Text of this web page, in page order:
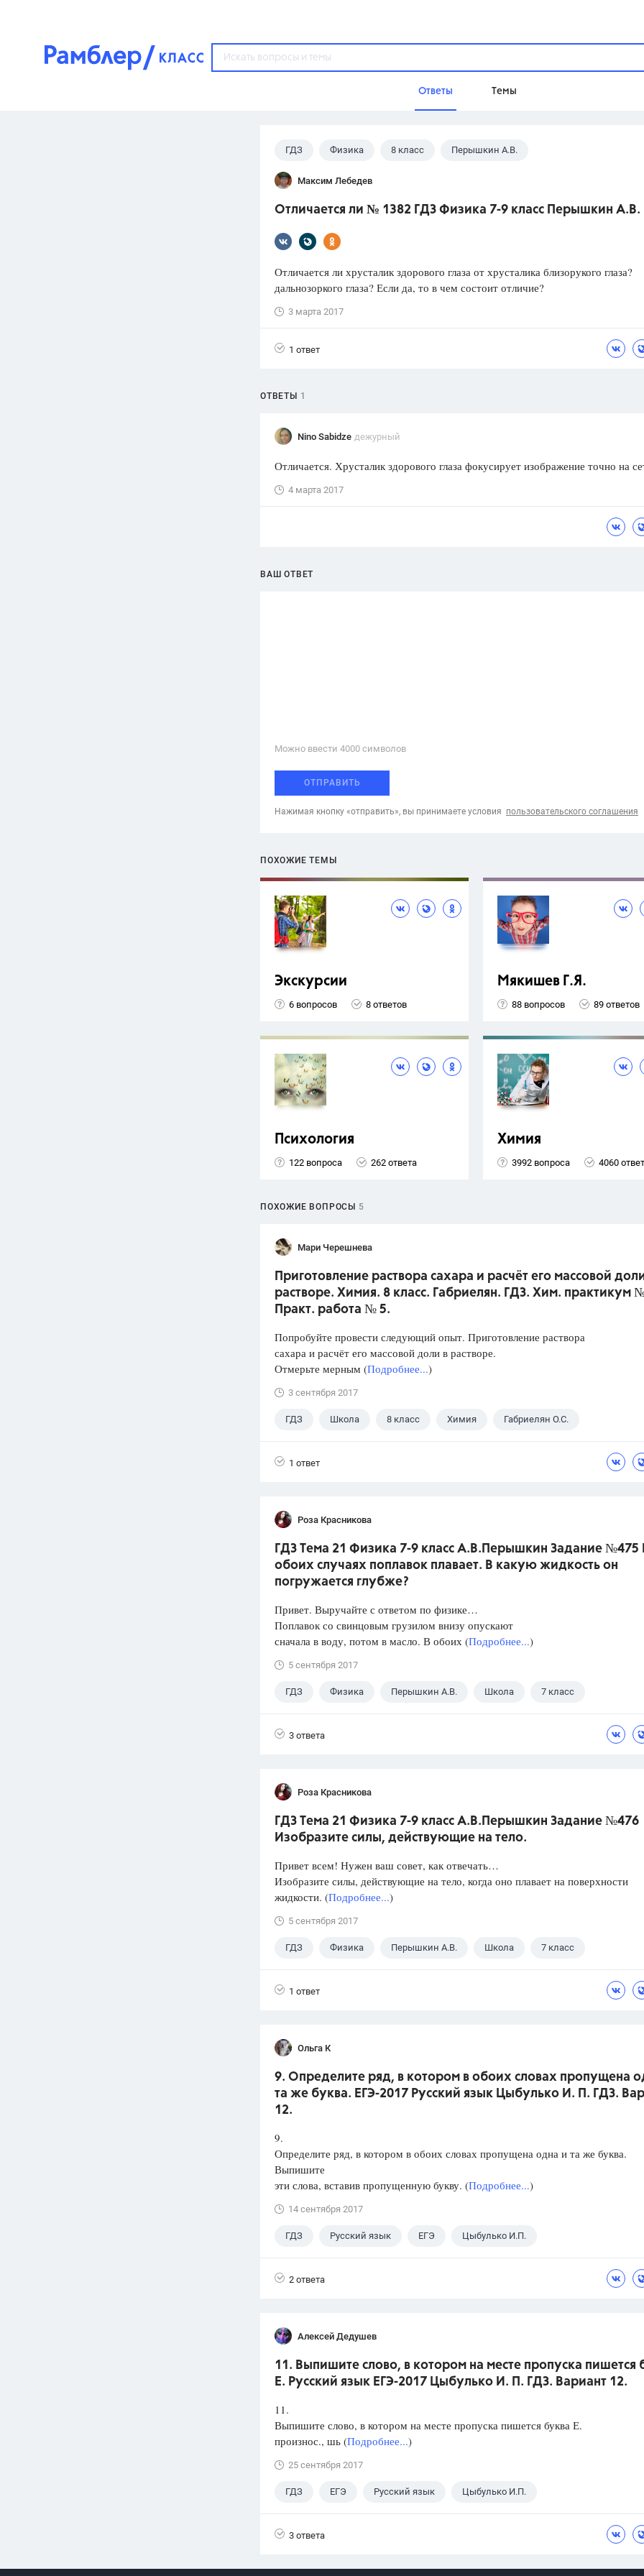
Ответы Темы
Популярные темы
ГДЗ
3273 ответа
3460 ответов
ФИПИ
ответов
Вузы
82 ответа
Spotlight
1551 ответ
ГИА
Домашнее задание
ГДЗ Физика 8 класс Перышкин А.В.
Максим Лебедев
Отличается ли № 1382 ГДЗ Физика 7-9 класс Перышкин А.В.
Отличается ли хрусталик здорового глаза от хрусталика близорукого глаза?
дальнозоркого глаза? Если да, то в чем состоит отличие?
3 марта 2017
1 ответ
ОТВЕТЫ 1
Nino Sabidze дежурный
Отличается. Хрусталик здорового глаза фокусирует изображе­ние точно на
4 марта 2017
ВАШ ОТВЕТ
Можно ввести 4000 cимволов
ОТПРАВИТЬ
Нажимая кнопку «отправить», вы принимаете условия пользовательского соглашения
ПОХОЖИЕ ТЕМЫ
Экскурсии
6 вопросов 8 ответов
Мякишев Г.Я.
88 вопросов 89 ответов
Психология
122 вопроса 262 ответа
Химия
3992 вопроса 4060
ПОХОЖИЕ ВОПРОСЫ 5
Мари Черешнева
Приготовление раствора сахара и расчёт его массовой
растворе. Химия. 8 класс. Габриелян. ГДЗ. Хим. практикум
Практ. работа № 5.
Попробуйте провести следующий опыт. Приготовление раствора
сахара и расчёт его массовой доли в растворе.
Отмерьте мерным (Подробнее...)
3 сентября 2017
ГДЗ Школа 8 класс Химия Габриелян О.С.
1 ответ
Роза Красникова
ГДЗ Тема 21 Физика 7-9 класс А.В.Перышкин Задание №475
обоих случаях поплавок плавает. В какую жидкость он
погружается глубже?
Привет. Выручайте с ответом по физике…
Поплавок со свинцовым грузилом внизу опускают
сначала в воду, потом в масло. В обоих (Подробнее...)
5 сентября 2017
ГДЗ Физика Перышкин А.В. Школа 7 класс
3 ответа
Роза Красникова
ГДЗ Тема 21 Физика 7-9 класс А.В.Перышкин Задание №476
Изобразите силы, действующие на тело.
Привет всем! Нужен ваш совет, как отвечать…
Изобразите силы, действующие на тело, когда оно плавает на поверхности
жидкости. (Подробнее...)
5 сентября 2017
ГДЗ Физика Перышкин А.В. Школа 7 класс
1 ответ
Ольга К
9. Определите ряд, в котором в обоих словах пропущена
та же буква. ЕГЭ-2017 Русский язык Цыбулько И. П. ГДЗ.
12.
9.
Определите ряд, в котором в обоих словах пропущена одна и та же буква.
Выпишите
эти слова, вставив пропущенную букву. (Подробнее...)
14 сентября 2017
ГДЗ Русский язык ЕГЭ Цыбулько И.П.
2 ответа
Алексей Дедушев
11. Выпишите слово, в котором на месте пропуска пишется
Е. Русский язык ЕГЭ-2017 Цыбулько И. П. ГДЗ. Вариант 12.
11.
Выпишите слово, в котором на месте пропуска пишется буква Е.
произнос., шь (Подробнее...)
25 сентября 2017
ГДЗ ЕГЭ Русский язык Цыбулько И.П.
3 ответа